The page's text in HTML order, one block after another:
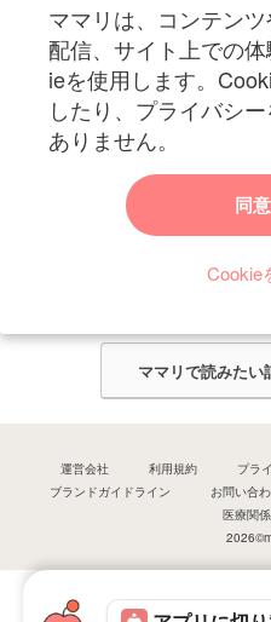
ママリは、コンテン
配信、サイト上での
ieを使用します。
したり、プライバシ
ありません。
同
Cookie
妊娠〜子育て中の
ママリからのお知らせ
今ママリで読みたい記事は何で
ママリ編集部がみなさんのご意見
ママリで読みたい
運営会社 利用規約 プラ
ブランドガイドライン
お問い合
医療関